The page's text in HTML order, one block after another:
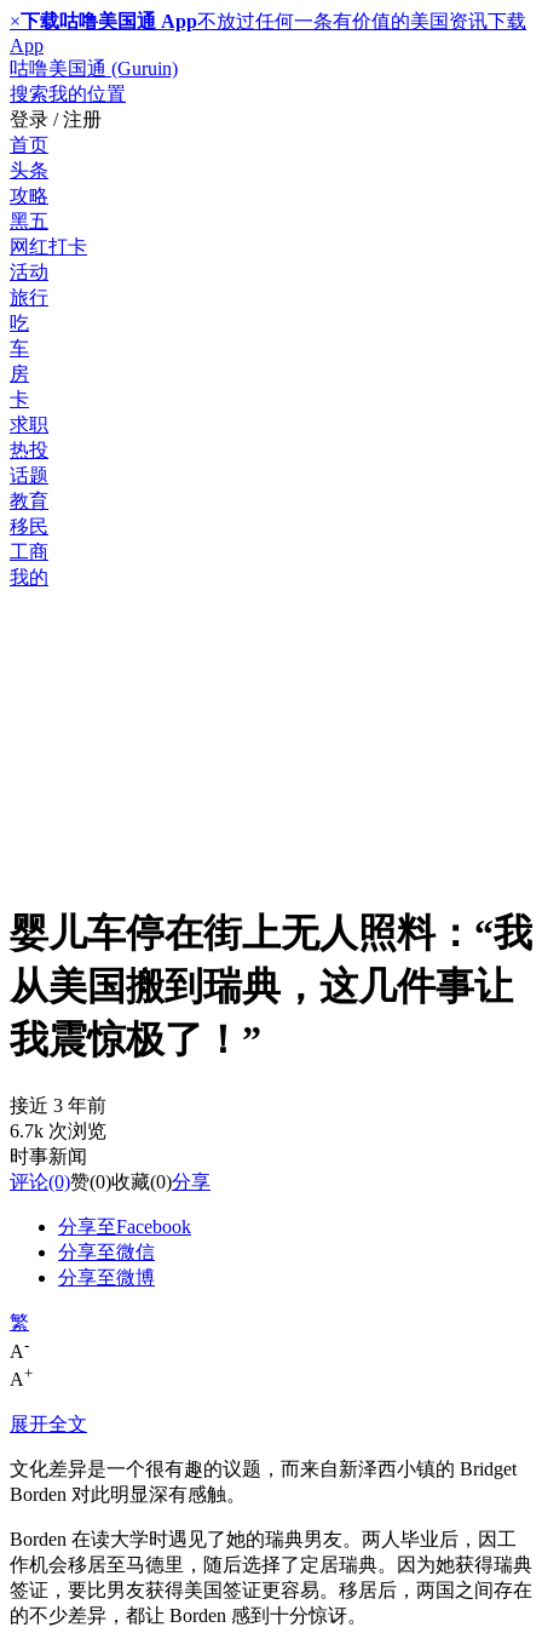
×下载咕噜美国通 App不放过任何一条有价值的美国资讯下载
App
咕噜美国通 (Guruin)
搜索我的位置
登录 / 注册
首页
头条
攻略
黑五
网红打卡
活动
旅行
吃
车
房
卡
求职
热投
话题
教育
移民
工商
我的
婴儿车停在街上无人照料：“我
从美国搬到瑞典，这几件事让
我震惊极了！”
接近 3 年前
6.7k 次浏览
时事新闻
评论(0)赞(0)收藏(0)分享
分享至Facebook
分享至微信
分享至微博
繁
A-
A+
展开全文
文化差异是一个很有趣的议题，而来自新泽西小镇的 Bridget
Borden 对此明显深有感触。
Borden 在读大学时遇见了她的瑞典男友。两人毕业后，因工
作机会移居至马德里，随后选择了定居瑞典。因为她获得瑞典
签证，要比男友获得美国签证更容易。移居后，两国之间存在
的不少差异，都让 Borden 感到十分惊讶。